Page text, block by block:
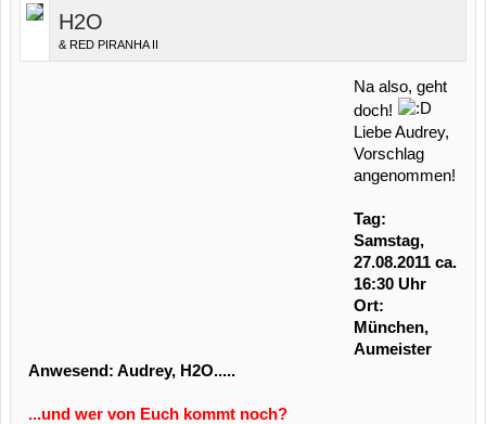
H2O
& RED PIRANHA II
Na also, geht
doch!
Liebe Audrey,
Vorschlag
angenommen!
Tag:
Samstag,
27.08.2011 ca.
16:30 Uhr
Ort:
München,
Aumeister
Anwesend: Audrey, H2O.....
...und wer von Euch kommt noch?